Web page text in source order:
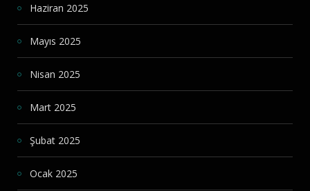
Haziran 2025
Mayıs 2025
Nisan 2025
Mart 2025
Şubat 2025
Ocak 2025